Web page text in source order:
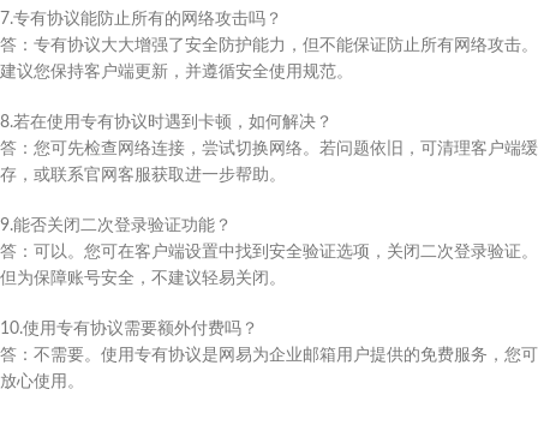
7.专有协议能防止所有的网络攻击吗？
答：专有协议大大增强了安全防护能力，但不能保证防止所有网络攻击。
建议您保持客户端更新，并遵循安全使用规范。
8.若在使用专有协议时遇到卡顿，如何解决？
答：您可先检查网络连接，尝试切换网络。若问题依旧，可清理客户端缓
存，或联系官网客服获取进一步帮助。
9.能否关闭二次登录验证功能？
答：可以。您可在客户端设置中找到安全验证选项，关闭二次登录验证。
但为保障账号安全，不建议轻易关闭。
10.使用专有协议需要额外付费吗？
答：不需要。使用专有协议是网易为企业邮箱用户提供的免费服务，您可
放心使用。